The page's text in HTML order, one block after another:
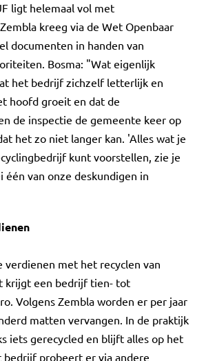
ligt helemaal vol met
kreeg via de Wet Openbaar
documenten in handen van
Bosma: "Wat eigenlijk
het bedrijf zichzelf letterlijk en
hoofd groeit en dat de
de inspectie de gemeente keer op
het zo niet langer kan. 'Alles wat je
kunt voorstellen, zie je
één van onze deskundigen in
verdienen met het recyclen van
krijgt een bedrijf tien- tot
Volgens Zembla worden er per jaar
matten vervangen. In de praktijk
iets gerecycled en blijft alles op het
probeert er via andere